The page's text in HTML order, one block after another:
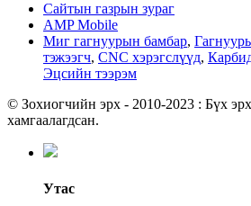
Сайтын газрын зураг
AMP Mobile
Миг гагнуурын бамбар,
тэжээгч, CNC хэрэгслүүд,
Эцсийн тээрэм
© Зохиогчийн эрх - 2010-2023 : Бүх
хамгаалагдсан.
Утас